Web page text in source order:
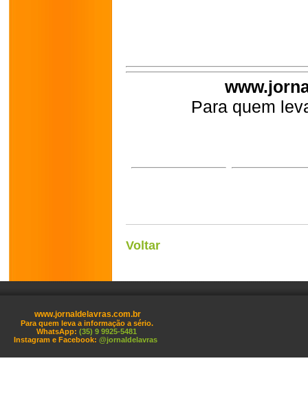
Para quem
Voltar
www.jornaldelavras.com.br
Para quem leva a informação a sério.
WhatsApp: (35) 9 9925-5481
Instagram e Facebook: @jornaldelavras